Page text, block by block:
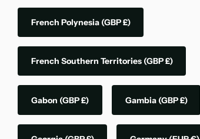
French Polynesia (GBP £)
French Southern Territories (GBP £)
Gabon (GBP £) Gambia (GBP £)